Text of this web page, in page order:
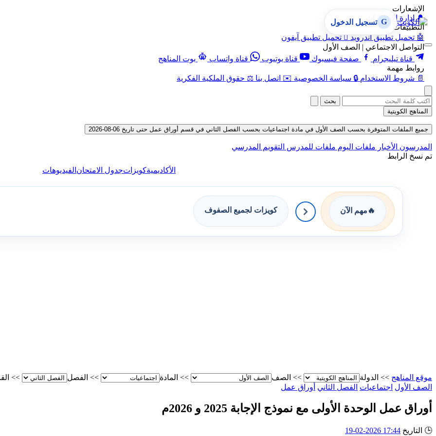
الإشعارات
🔔 إدارة الإشعارات
التطبيقات
🤖 تحميل تطبيق أندرويد  تحميل تطبيق آيفون
التواصل الاجتماعي | الصف الأول
قناة تيليجرام
صفحة فيسبوك قناة يوتيوب قناة واتساب
بوت المناهج
روابط مهمة
📄 شروط الاستخدام 🔒 سياسة الخصوصية ✉️ اتصل بنا ⚖️ حقوق الملكية الفكرية
G تسجيل الدخول
بحث
المناهج الكويتية
جميع الملفات المتوفرة بحسب الصف الأول في مادة اجتماعيات بحسب الفصل الثاني في قسم أوراق عمل حتى تاريخ 06-08-2026
المدرسون الأخبار ملفات اليوم ملفات للمدرس التقويم المدرسي
تم نسخ الرابط
الأكاديميةكويزاتجدول الامتحان الفيديوهات
🔥 مهم الآن كويزات لجميع الصفوف
موقع المناهج >> الدولة >> الصف >> المادة >> الفصل >>
الصف الأول اجتماعيات الفصل الثاني أوراق عمل
أوراق عمل الوحدة الأولى مع نموذج الإجابة 2025 و 2026م
🕒 التاريخ 17:44 2026-02-19